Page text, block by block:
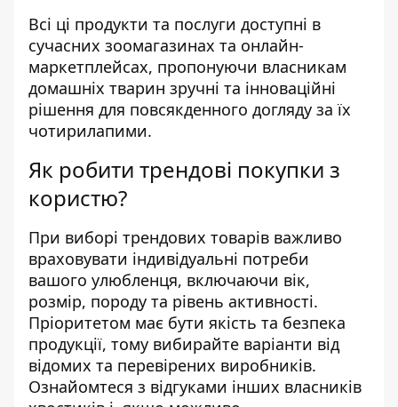
Всі ці продукти та послуги доступні в
сучасних зоомагазинах та онлайн-
маркетплейсах, пропонуючи власникам
домашніх тварин зручні та інноваційні
рішення для повсякденного догляду за їх
чотирилапими.
Як робити трендові покупки з
користю?
При виборі трендових товарів важливо
враховувати індивідуальні потреби
вашого улюбленця, включаючи вік,
розмір, породу та рівень активності.
Пріоритетом має бути якість та безпека
продукції, тому вибирайте варіанти від
відомих та перевірених виробників.
Ознайомтеся з відгуками інших власників